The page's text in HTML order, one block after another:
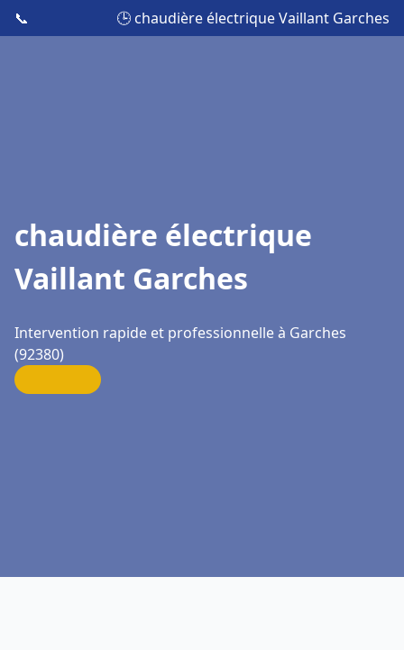
📞 🕒 chaudière électrique Vaillant Garches
chaudière électrique
Vaillant Garches
Intervention rapide et professionnelle à Garches
(92380)